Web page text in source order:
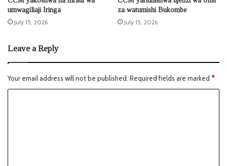
umwagiliaji Iringa
July 15, 2026
za watumishi Bukombe
July 15, 2026
Leave a Reply
Your email address will not be published. Required fields are marked *